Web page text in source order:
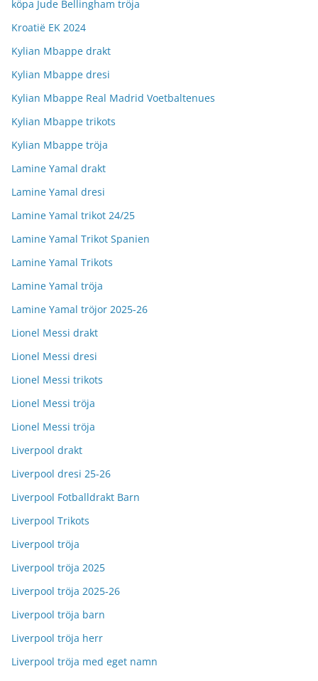
köpa Jude Bellingham tröja
Kroatië EK 2024
Kylian Mbappe drakt
Kylian Mbappe dresi
Kylian Mbappe Real Madrid Voetbaltenues
Kylian Mbappe trikots
Kylian Mbappe tröja
Lamine Yamal drakt
Lamine Yamal dresi
Lamine Yamal trikot 24/25
Lamine Yamal Trikot Spanien
Lamine Yamal Trikots
Lamine Yamal tröja
Lamine Yamal tröjor 2025-26
Lionel Messi drakt
Lionel Messi dresi
Lionel Messi trikots
Lionel Messi tröja
Lionel Messi tröja
Liverpool drakt
Liverpool dresi 25-26
Liverpool Fotballdrakt Barn
Liverpool Trikots
Liverpool tröja
Liverpool tröja 2025
Liverpool tröja 2025-26
Liverpool tröja barn
Liverpool tröja herr
Liverpool tröja med eget namn